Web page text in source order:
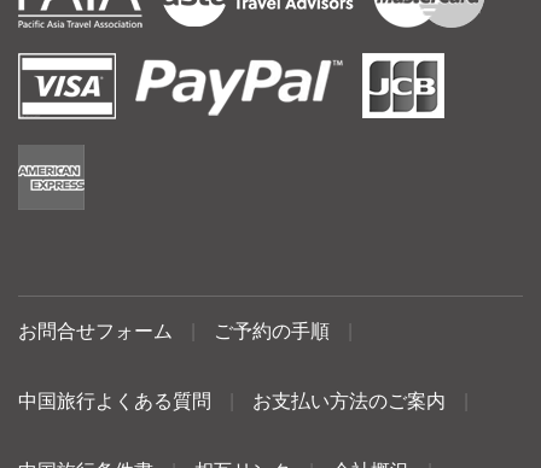
お問合せフォーム ご予約の手順
中国旅行よくある質問 お支払い方法のご案内